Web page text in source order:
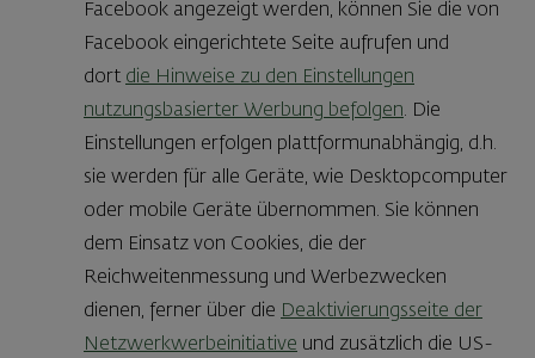
Facebook angezeigt werden, können Sie die von
Facebook eingerichtete Seite aufrufen und
dort die Hinweise zu den Einstellungen
nutzungsbasierter Werbung befolgen. Die
Einstellungen erfolgen plattformunabhängig, d.h.
sie werden für alle Geräte, wie Desktopcomputer
oder mobile Geräte übernommen. Sie können
dem Einsatz von Cookies, die der
Reichweitenmessung und Werbezwecken
dienen, ferner über die Deaktivierungsseite der
Netzwerkwerbeinitiative und zusätzlich die US-